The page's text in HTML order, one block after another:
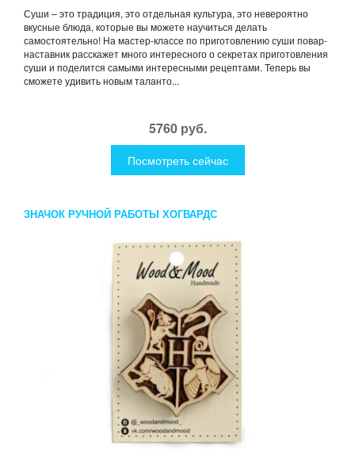
Суши – это традиция, это отдельная культура, это невероятно
вкусные блюда, которые вы можете научиться делать
самостоятельно! На мастер-классе по приготовлению суши повар-
наставник расскажет много интересного о секретах приготовления
суши и поделится самыми интересными рецептами. Теперь вы
сможете удивить новым таланто...
5760 руб.
Посмотреть сейчас
ЗНАЧОК РУЧНОЙ РАБОТЫ ХОГВАРДС